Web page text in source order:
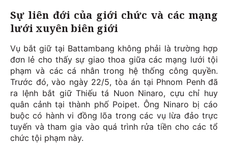
Sự liên đới của giới chức và các mạng
lưới xuyên biên giới
Vụ bắt giữ tại Battambang không phải là trường hợp
đơn lẻ cho thấy sự giao thoa giữa các mạng lưới tội
phạm và các cá nhân trong hệ thống công quyền.
Trước đó, vào ngày 22/5, tòa án tại Phnom Penh đã
ra lệnh bắt giữ Thiếu tá Nuon Ninaro, cựu chỉ huy
quân cảnh tại thành phố Poipet. Ông Ninaro bị cáo
buộc có hành vi đồng lõa trong các vụ lừa đảo trực
tuyến và tham gia vào quá trình rửa tiền cho các tổ
chức tội phạm này.